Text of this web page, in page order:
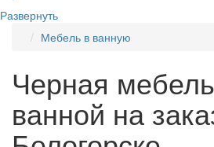
Развернуть
Мебель в ванную
Черная
ванной на